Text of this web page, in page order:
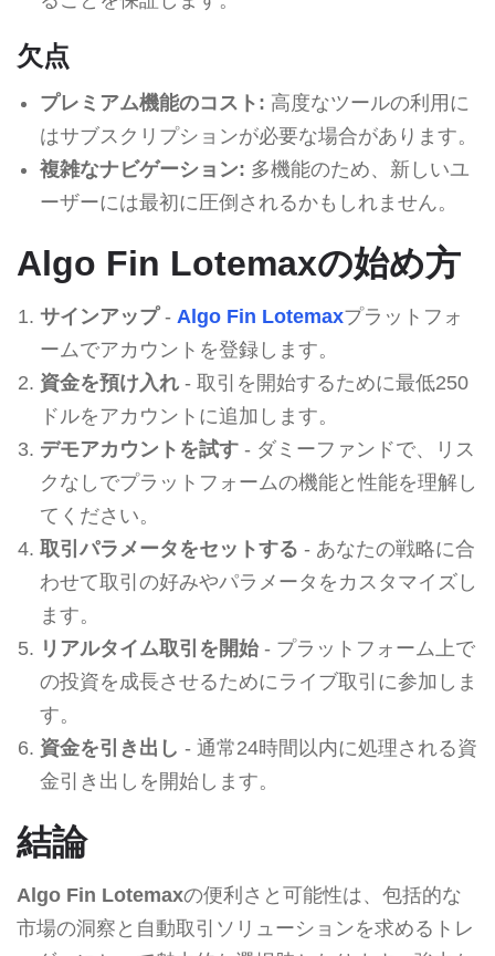
欠点
プレミアム機能のコスト: 高度なツールの利用に
はサブスクリプションが必要な場合があります。
複雑なナビゲーション: 多機能のため、新しいユ
ーザーには最初に圧倒されるかもしれません。
Algo Fin Lotemaxの始め方
サインアップ- Algo Fin Lotemaxプラットフォ
ームでアカウントを登録します。
資金を預け入れ- 取引を開始するために最低250
ドルをアカウントに追加します。
デモアカウントを試す- ダミーファンドで、リス
クなしでプラットフォームの機能と性能を理解し
てください。
取引パラメータをセットする - あなたの戦略に合
わせて取引の好みやパラメータをカスタマイズし
ます。
リアルタイム取引を開始- プラットフォーム上で
の投資を成長させるためにライブ取引に参加しま
す。
資金を引き出し - 通常24時間以内に処理される資
金引き出しを開始します。
結論
Algo Fin Lotemaxの便利さと可能性は、包括的な
市場の洞察と自動取引ソリューションを求めるトレ